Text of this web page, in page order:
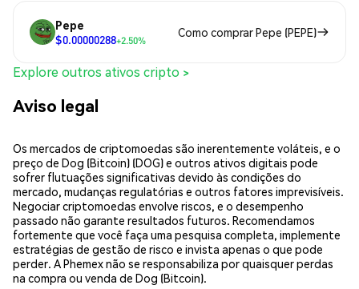
Pepe
$0.00000288+2.50%
Como comprar Pepe (PEPE)
Explore outros ativos cripto >
Aviso legal
Os mercados de criptomoedas são inerentemente voláteis, e o
preço de Dog (Bitcoin) (DOG) e outros ativos digitais pode
sofrer flutuações significativas devido às condições do
mercado, mudanças regulatórias e outros fatores imprevisíveis.
Negociar criptomoedas envolve riscos, e o desempenho
passado não garante resultados futuros. Recomendamos
fortemente que você faça uma pesquisa completa, implemente
estratégias de gestão de risco e invista apenas o que pode
perder. A Phemex não se responsabiliza por quaisquer perdas
na compra ou venda de Dog (Bitcoin).